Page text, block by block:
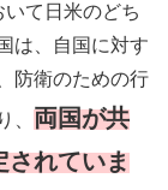
て日米のどち
は、自国に対す
防衛のための行
、 両国が共
されていま